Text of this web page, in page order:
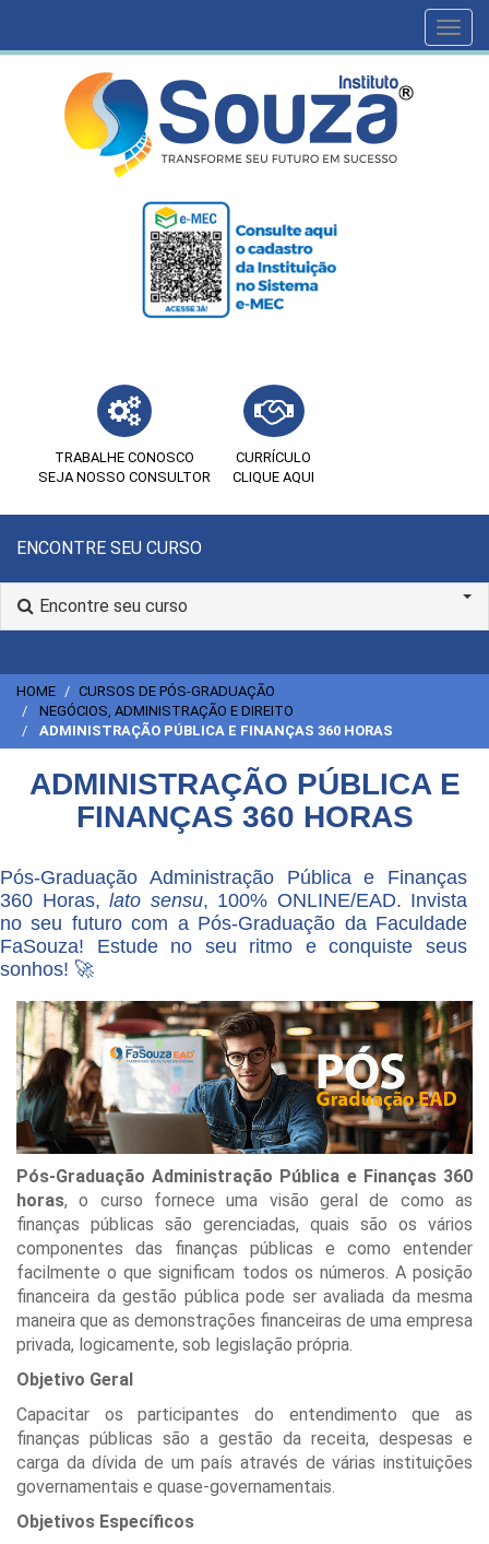
TRABALHE CONOSCO
SEJA NOSSO CONSULTOR
CURRÍCULO
CLIQUE AQUI
ENCONTRE SEU CURSO
Encontre seu curso
HOME
CURSOS DE PÓS-GRADUAÇÃO
NEGÓCIOS, ADMINISTRAÇÃO E DIREITO
ADMINISTRAÇÃO PÚBLICA E FINANÇAS 360 HORAS
ADMINISTRAÇÃO PÚBLICA E
FINANÇAS 360 HORAS
Pós-Graduação Administração Pública e Finanças
360 Horas, lato sensu, 100% ONLINE/EAD. Invista
no seu futuro com a Pós-Graduação da Faculdade
FaSouza! Estude no seu ritmo e conquiste seus
sonhos! 🚀
Pós-Graduação Administração Pública e Finanças 360
horas, o curso fornece uma visão geral de como as
finanças públicas são gerenciadas, quais são os vários
componentes das finanças públicas e como entender
facilmente o que significam todos os números. A posição
financeira da gestão pública pode ser avaliada da mesma
maneira que as demonstrações financeiras de uma empresa
privada, logicamente, sob legislação própria.
Objetivo Geral
Capacitar os participantes do entendimento que as
finanças públicas são a gestão da receita, despesas e
carga da dívida de um país através de várias instituições
governamentais e quase-governamentais.
Objetivos Específicos